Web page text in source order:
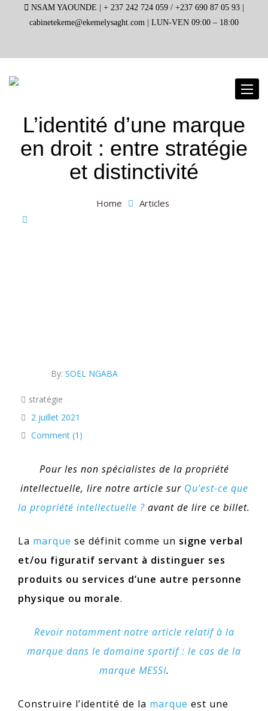
NSAM YAOUNDE | + 237 242 724 059 / +237 690 87 05 93 |
cabinetekeme@ekemelysaght.com | LUN-VEN 09:00 – 18:00
L’identité d’une marque
en droit : entre stratégie
et distinctivité
Home
Articles
By: SOEL NGABA
stratégie
2 juillet 2021
Comment (1)
Pour les non spécialistes de la propriété
intellectuelle, lire notre article sur Qu’est-ce que
la propriété intellectuelle ? avant de lire ce billet.
La marque se définit comme un signe verbal
et/ou figuratif servant à distinguer ses
produits ou services d’une autre personne
physique ou morale.
Revoir notamment notre article relatif à la
marque dans le domaine sportif : le cas de la
marque MESSI.
Construire l’identité de la marque est une